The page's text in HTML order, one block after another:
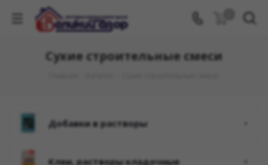
Сухие строительные смеси
добавки в растворы
клеи, растворы кладочные